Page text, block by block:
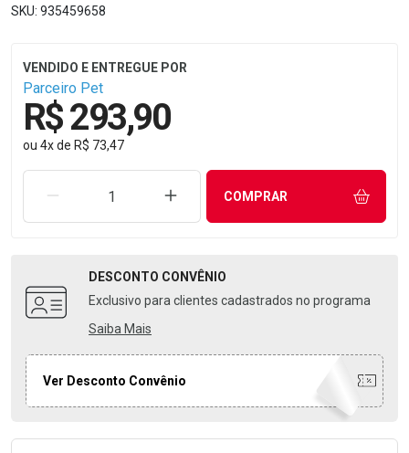
935459658
Parceiro Pet
R$ 293,90
ou 4xde R$ 73,47
REMOVER UMA UNIDADEAUMENTAR UMA UNIDADE
COMPRAR
DESCONTO CONVÊNIO
Exclusivo para clientes cadastrados no programa
Saiba Mais
Ver Desconto Convênio